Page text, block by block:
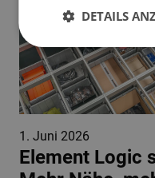
1. Juni 2026
Element Logic
DETAILS